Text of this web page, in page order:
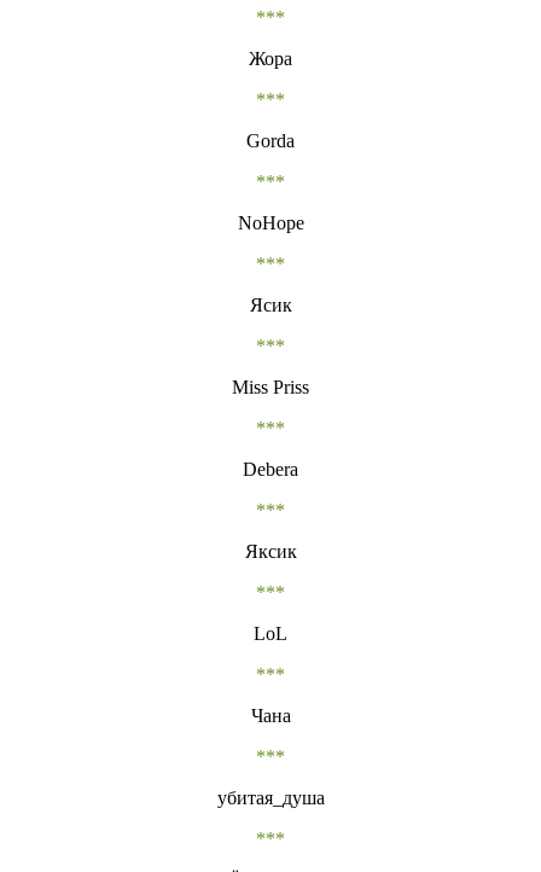
***
Жора
***
Gorda
***
NoHope
***
Ясик
***
Miss Priss
***
Debera
***
Яксик
***
LoL
***
Чана
***
убитая_душа
***